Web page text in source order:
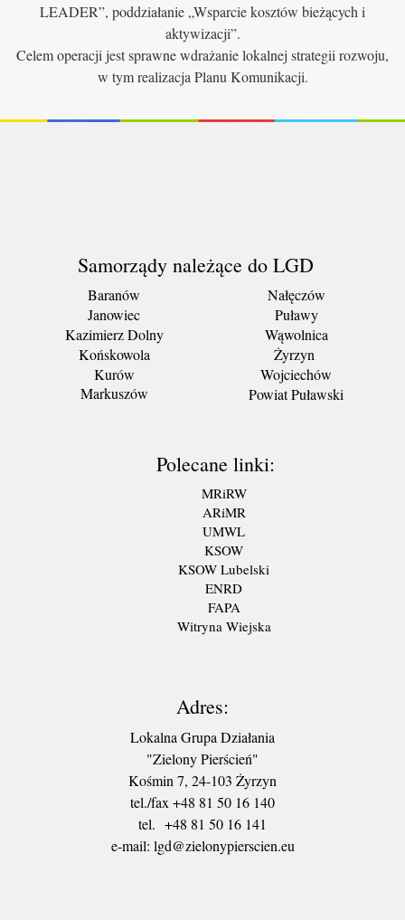
LEADER”, poddziałanie „Wsparcie kosztów bieżących i
aktywizacji”.
Celem operacji jest sprawne wdrażanie lokalnej strategii rozwoju,
w tym realizacja Planu Komunikacji.
Samorządy należące do LGD
Baranów
Janowiec
Kazimierz Dolny
Końskowola
Kurów
Markuszów
Nałęczów
Puławy
Wąwolnica
Żyrzyn
Wojciechów
Powiat Puławski
Polecane linki:
MRiRW
ARiMR
UMWL
KSOW
KSOW Lubelski
ENRD
FAPA
Witryna Wiejska
Adres:
Lokalna Grupa Działania
"Zielony Pierścień"
Kośmin 7, 24-103 Żyrzyn
tel./fax +48 81 50 16 140
tel. +48 81 50 16 141
​e-mail: lgd@zielonypierscien.eu